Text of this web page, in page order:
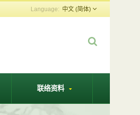
中文 (简体)
联络资料